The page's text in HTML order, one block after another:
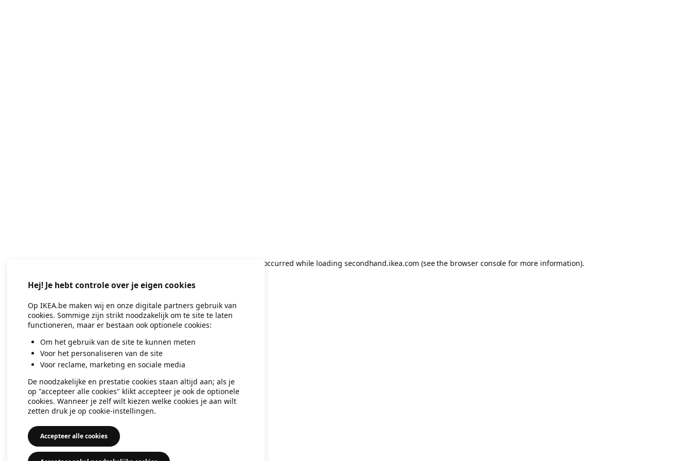
Application error: a client-side exception has occurred while loading secondhand.ikea.com (see the browser console for more information).
Hej! Je hebt controle over je eigen cookies
Op IKEA.be maken wij en onze digitale partners gebruik van
cookies. Sommige zijn strikt noodzakelijk om te site te laten
functioneren, maar er bestaan ook optionele cookies:
Om het gebruik van de site te kunnen meten
Voor het personaliseren van de site
Voor reclame, marketing en sociale media
De noodzakelijke en prestatie cookies staan altijd aan; als je
op "accepteer alle cookies" klikt accepteer je ook de optionele
cookies. Wanneer je zelf wilt kiezen welke cookies je aan wilt
zetten druk je op cookie-instellingen.
Accepteer alle cookies